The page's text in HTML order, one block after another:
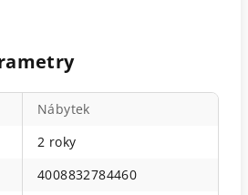
Nábytek
2 roky
4008832784460